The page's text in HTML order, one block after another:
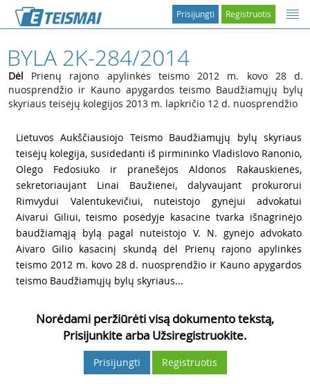
Registruotis
Prisijungti
BYLA 2K-284/2014
Dėl Prienų rajono apylinkės teismo 2012 m. kovo 28 d.
nuosprendžio ir Kauno apygardos teismo Baudžiamųjų bylų
skyriaus teisėjų kolegijos 2013 m. lapkričio 12 d. nuosprendžio
Lietuvos Aukščiausiojo Teismo Baudžiamųjų bylų skyriaus
teisėjų kolegija, susidedanti iš pirmininko Vladislovo Ranonio,
Olego Fedosiuko ir pranešėjos Aldonos Rakauskienės,
sekretoriaujant Linai Baužienei, dalyvaujant prokurorui
Rimvydui Valentukevičiui, nuteistojo gynėjui advokatui
Aivarui Giliui, teismo posėdyje kasacine tvarka išnagrinėjo
baudžiamąją bylą pagal nuteistojo V. N. gynėjo advokato
Aivaro Gilio kasacinį skundą dėl Prienų rajono apylinkės
teismo 2012 m. kovo 28 d. nuosprendžio ir Kauno apygardos
teismo Baudžiamųjų bylų skyriaus...
Norėdami peržiūrėti visą dokumento tekstą,
Prisijunkite arba Užsiregistruokite.
Prisijungti Registruotis